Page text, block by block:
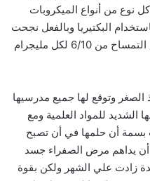
من أنواع الميكروبات
البكتيريا وبالفعل نجحت
في تقليل نسبة تلوث عينة مياه ترعة التمساح من 6/10 لكل مليجرام
وتوقع لها جميع مدرسيها
الشديد للمواد العلمية ومع
بسمة أن حلمها في أن تصبح
أن يداهم مرض الصفراء جسد
زادت علي الشهر ولكن بقوة